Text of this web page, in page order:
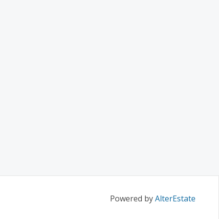
Powered byAlterEstate